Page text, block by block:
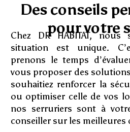
Des conseils
pour votre
Chez DR HABITAT, nous
situation est unique.
prenons le temps
vous proposer des
souhaitiez renforcer la
ou optimiser celle de vos
nos serruriers sont à
conseiller sur les